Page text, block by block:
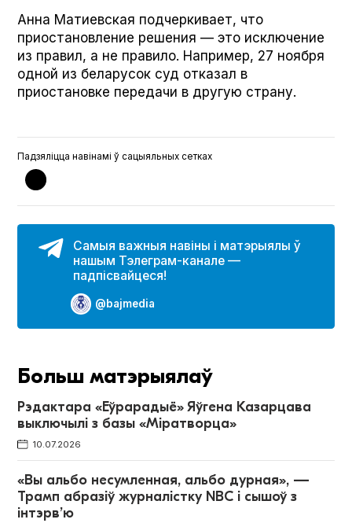
Анна Матиевская подчеркивает, что
приостановление решения — это исключение
из правил, а не правило. Например, 27 ноября
одной из беларусок суд отказал в
приостановке передачи в другую страну.
Падзяліцца навінамі ў сацыяльных сетках
Самыя важныя навіны і матэрыялы ў
нашым Тэлеграм-канале —
падпісвайцеся!
@bajmedia
Больш матэрыялаў
Рэдактара «Еўрарадыё» Яўгена Казарцава
выключылі з базы «Міратворца»
10.07.2026
«Вы альбо несумленная, альбо дурная», —
Трамп абразіў журналістку NBC і сышоў з
інтэрв’ю